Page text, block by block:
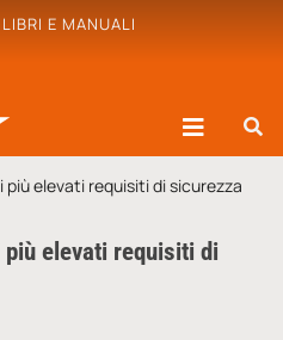
LIBRI E MANUALI
più elevati requisiti di sicurezza
più elevati requisiti di